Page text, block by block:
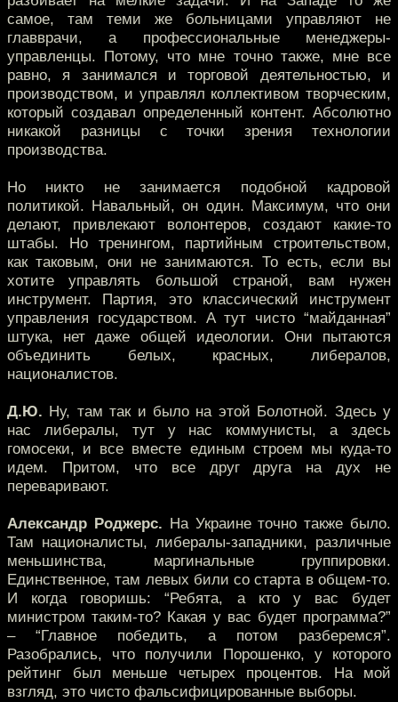
самое, там теми же больницами управляют не
главврачи, а профессиональные менеджеры-
управленцы. Потому, что мне точно также, мне все
равно, я занимался и торговой деятельностью, и
производством, и управлял коллективом творческим,
который создавал определенный контент. Абсолютно
никакой разницы с точки зрения технологии
производства.
Но никто не занимается подобной кадровой
политикой. Навальный, он один. Максимум, что они
делают, привлекают волонтеров, создают какие-то
штабы. Но тренингом, партийным строительством,
как таковым, они не занимаются. То есть, если вы
хотите управлять большой страной, вам нужен
инструмент. Партия, это классический инструмент
управления государством. А тут чисто “майданная”
штука, нет даже общей идеологии. Они пытаются
объединить белых, красных, либералов,
националистов.
Д.Ю. Ну, там так и было на этой Болотной. Здесь у
нас либералы, тут у нас коммунисты, а здесь
гомосеки, и все вместе единым строем мы куда-то
идем. Притом, что все друг друга на дух не
переваривают.
Александр Роджерс. На Украине точно также было.
Там националисты, либералы-западники, различные
меньшинства, маргинальные группировки.
Единственное, там левых били со старта в общем-то.
И когда говоришь: “Ребята, а кто у вас будет
министром таким-то? Какая у вас будет программа?”
– “Главное победить, а потом разберемся”.
Разобрались, что получили Порошенко, у которого
рейтинг был меньше четырех процентов. На мой
взгляд, это чисто фальсифицированные выборы.